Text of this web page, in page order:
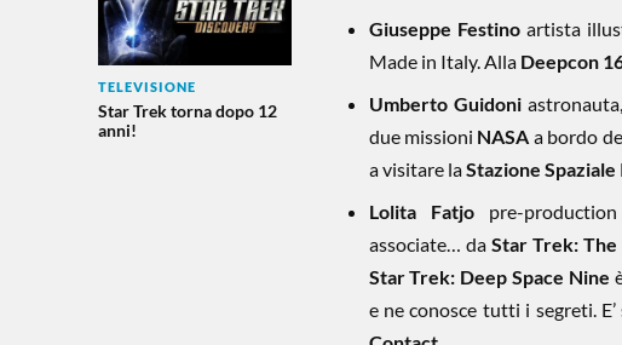
TELEVISIONE
Star Trek torna dopo 12
anni!
Giuseppe Festinoartista
Made in Italy. Alla Deepcon
Umberto Guidoni
due missioni NASA a bordo
a visitare laStazione
Lolita Fatjo pre-
associate… da Star Trek:
Star Trek: Deep Space Nine
e ne conosce tutti i segreti.